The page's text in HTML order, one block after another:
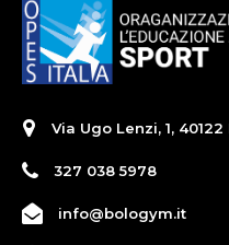
Via Ugo Lenzi, 1,
327 038 5978
info@bologym.it